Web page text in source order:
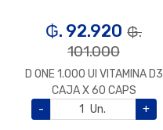
₲. 92.920 ₲.
101.000
D ONE 1.000 UI VITAMINA D3
CAJA X 60 CAPS
(COLECALCIFEROL)
- Un. +